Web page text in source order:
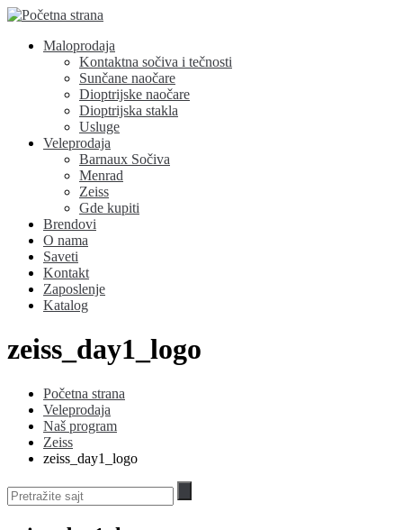
Maloprodaja
Kontaktna sočiva i tečnosti
Sunčane naočare
Dioptrijske naočare
Dioptrijska stakla
Usluge
Veleprodaja
Barnaux Sočiva
Menrad
Zeiss
Gde kupiti
Brendovi
O nama
Saveti
Kontakt
Zaposlenje
Katalog
zeiss_day1_logo
Početna strana
Veleprodaja
Naš program
Zeiss
zeiss_day1_logo